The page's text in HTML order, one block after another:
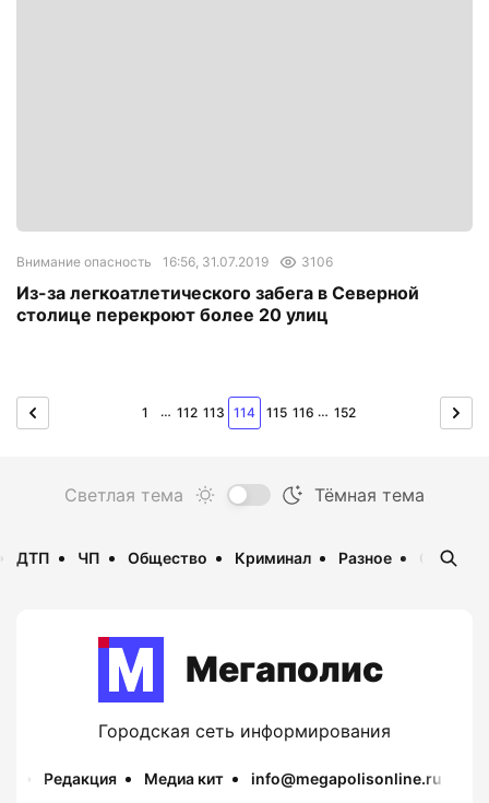
Внимание опасность 16:56, 31.07.2019 3106
Из-за легкоатлетического забега в Северной
столице перекроют более 20 улиц
1 … 112 113 114 115 116 … 152
ДТП ЧП Общество Криминал Разное
Мегаполис
Городская сеть информирования
Редакция Медиа кит info@megapolisonline.ru